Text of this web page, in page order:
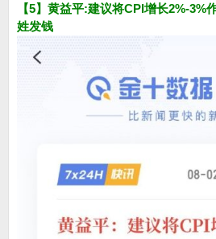
【5】黄益平:建议将CPI增长2%-3%
姓发钱